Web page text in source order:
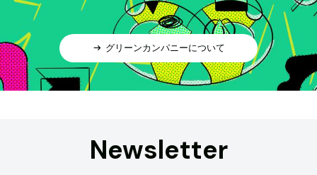
グリーンカンパニーについて
Newsletter